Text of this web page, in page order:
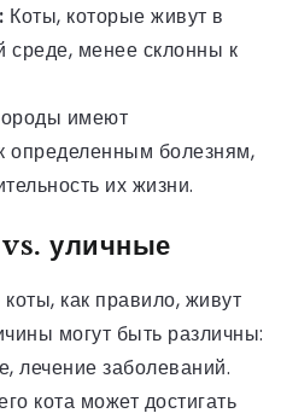
Коты, которые живут в
среде, менее склонны к
имеют
определенным болезням,
их жизни.
уличные
как правило, живут
могут быть различны:
лечение заболеваний.
кота может достигать